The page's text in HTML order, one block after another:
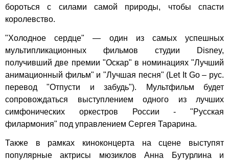
бороться с силами самой природы, чтобы спасти
королевство.
"Холодное сердце" — один из самых успешных
мультипликационных фильмов студии Disney,
получивший две премии "Оскар" в номинациях "Лучший
анимационный фильм" и "Лучшая песня" (Let It Go – рус.
перевод "Отпусти и забудь"). Мультфильм будет
сопровождаться выступлением одного из лучших
симфонических оркестров России - "Русская
филармония" под управлением Сергея Тарарина.
Также в рамках киноконцерта на сцене выступят
популярные актрисы мюзиклов Анна Бутурлина и